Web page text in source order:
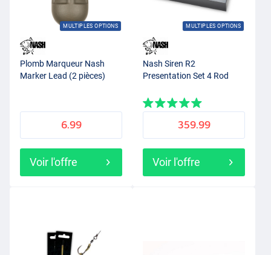
MULTIPLES OPTIONS
Plomb Marqueur Nash
Marker Lead (2 pièces)
6.99
Voir l'offre
MULTIPLES OPTIONS
Nash Siren R2
Presentation Set 4 Rod
359.99
Voir l'offre